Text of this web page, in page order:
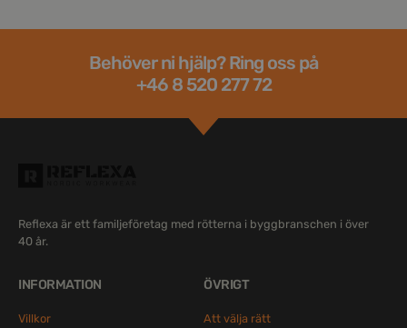
Behöver ni hjälp? Ring oss på
+46 8 520 277 72
Reflexa är ett familjeföretag med rötterna i byggbranschen i över
40 år.
INFORMATION
Villkor
ÖVRIGT
Att välja rätt